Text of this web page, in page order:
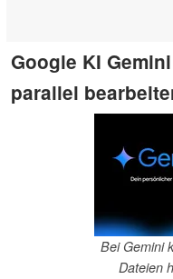
Google KI
parallel
Bei Gemini
Dateien